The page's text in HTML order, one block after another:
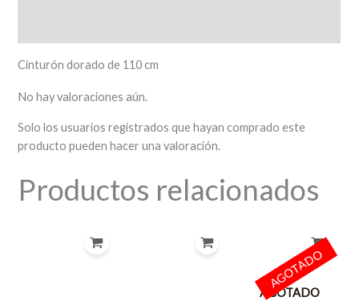
Cinturón dorado de 110 cm
No hay valoraciones aún.
Solo los usuarios registrados que hayan comprado este
producto pueden hacer una valoración.
Productos relacionados
AGOTADO
AGOTADO